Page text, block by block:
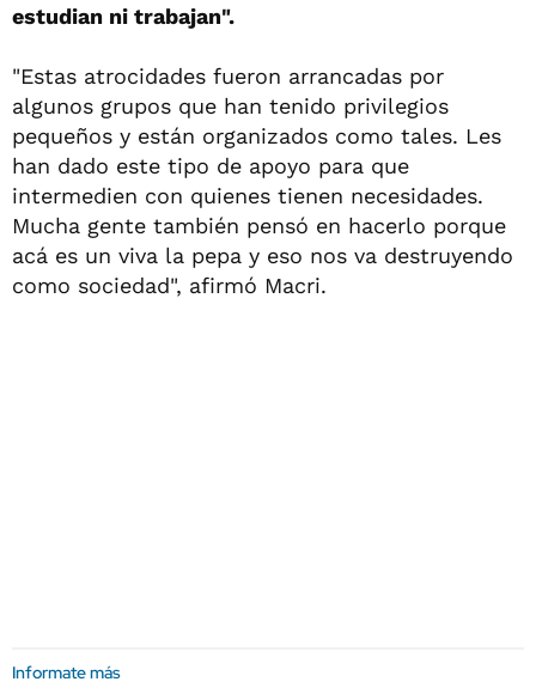
estudian ni trabajan".
"Estas atrocidades fueron arrancadas por
algunos grupos que han tenido privilegios
pequeños y están organizados como tales. Les
han dado este tipo de apoyo para que
intermedien con quienes tienen necesidades.
Mucha gente también pensó en hacerlo porque
acá es un viva la pepa y eso nos va destruyendo
como sociedad", afirmó Macri.
Informate más